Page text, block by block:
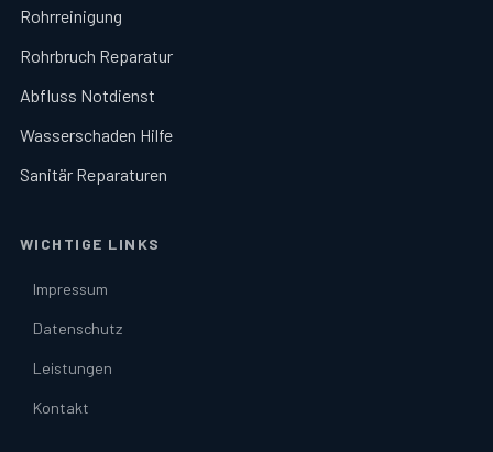
Rohrreinigung
Rohrbruch Reparatur
Abfluss Notdienst
Wasserschaden Hilfe
Sanitär Reparaturen
WICHTIGE LINKS
Impressum
Datenschutz
Leistungen
Kontakt